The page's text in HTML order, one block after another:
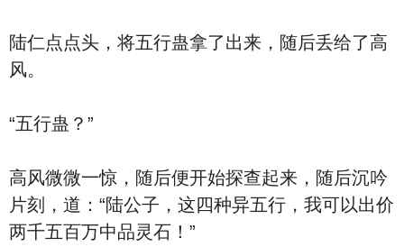
陆仁点点头，将五行蛊拿了出来，随后丢给了高
风。
“五行蛊？”
高风微微一惊，随后便开始探查起来，随后沉吟
片刻，道：“陆公子，这四种异五行，我可以出价
两千五百万中品灵石！”